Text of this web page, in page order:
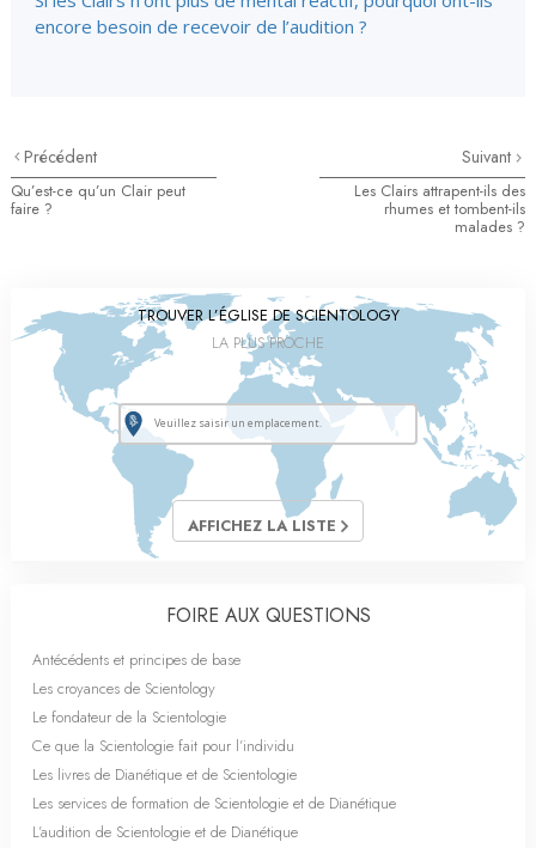
encore besoin de recevoir de l’audition ?
Précédent
Qu’est-ce qu’un Clair peut
faire ?
Suivant
Les Clairs attrapent-ils des
rhumes et tombent-ils
malades ?
TROUVER L’ÉGLISE DE SCIENTOLOGY
LA PLUS PROCHE
AFFICHEZ LA LISTE
FOIRE AUX QUESTIONS
Antécédents et principes de base
Les croyances de Scientology
Le fondateur de la Scientologie
Ce que la Scientologie fait pour l’individu
Les livres de Dianétique et de Scientologie
Les services de formation de Scientologie et de Dianétique
L’audition de Scientologie et de Dianétique